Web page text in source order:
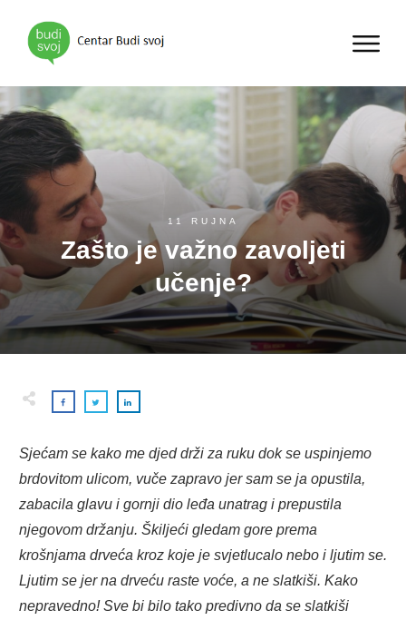
11 RUJNA
Zašto je važno zavoljeti
učenje?
Sjećam se kako me djed drži za ruku dok se uspinjemo
brdovitom ulicom, vuče zapravo jer sam se ja opustila,
zabacila glavu i gornji dio leđa unatrag i prepustila
njegovom držanju. Škiljeći gledam gore prema
krošnjama drveća kroz koje je svjetlucalo nebo i ljutim se.
Ljutim se jer na drveću raste voće, a ne slatkiši. Kako
nepravedno! Sve bi bilo tako predivno da se slatkiši